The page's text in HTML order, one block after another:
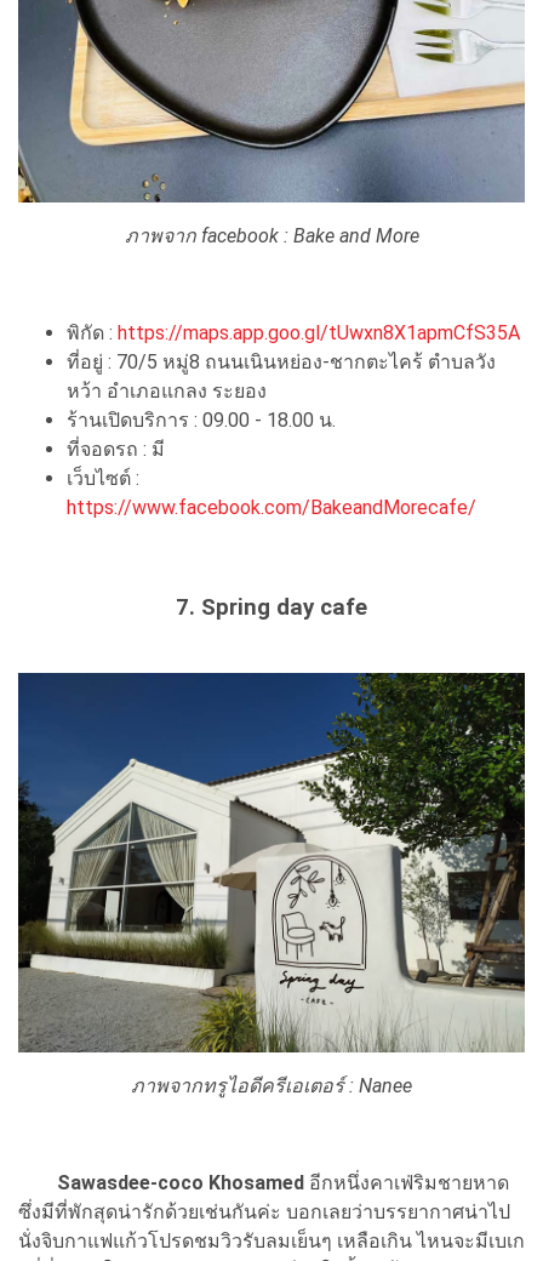
ภาพจาก facebook : Bake and More
พิกัด : https://maps.app.goo.gl/tUwxn8X1apmCfS35A
ที่อยู่ : 70/5 หมู่8 ถนนเนินหย่อง-ชากตะไคร้ ตำบลวัง
หว้า อำเภอแกลง ระยอง
ร้านเปิดบริการ : 09.00 - 18.00 น.
ที่จอดรถ : มี
เว็บไซต์ :
https://www.facebook.com/BakeandMorecafe/
7. Spring day cafe
ภาพจากทรูไอดีครีเอเตอร์ : Nanee
Sawasdee-coco Khosamed อีกหนึ่งคาเฟ่ริมชายหาด
ซึ่งมีที่พักสุดน่ารักด้วยเช่นกันค่ะ บอกเลยว่าบรรยากาศน่าไป
นั่งจิบกาแฟแก้วโปรดชมวิวรับลมเย็นๆ เหลือเกิน ไหนจะมีเบเก